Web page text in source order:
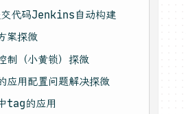
代码Jenkins自动构建
案探微
（小黄锁）探微
用配置问题解决探微
tag的应用